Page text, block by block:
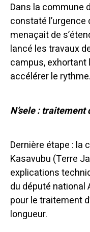
Dans la commune
constaté l’urgence
menaçait de
lancé les travaux
campus, exhortant
accélérer le rythme.
N’sele : traitement
Dernière étape : la
Kasavubu (Terre
explications
du député national
pour le traitement
longueur.